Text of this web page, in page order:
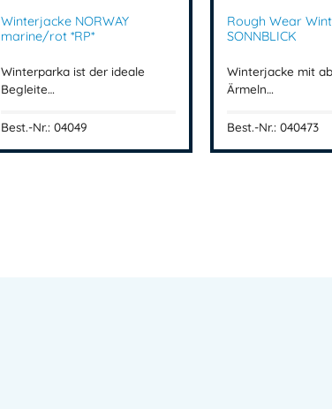
Winterjacke NORWAY
marine/rot *RP*
Winterparka ist der ideale
Begleite…
Best.-Nr.: 04049
Rough Wear
SONNBLICK
Winterjacke mit
Ärmeln…
Best.-Nr.: 040473